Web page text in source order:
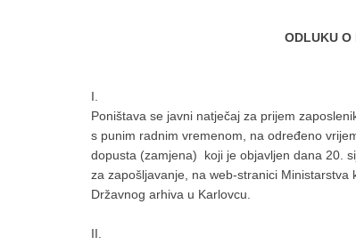
ODLUKU O
I.
Poništava se javni natječaj za prijem
s punim radnim vremenom, na određeno
dopusta (zamjena) koji je objavljen dana 20.
za zapošljavanje, na web-stranici
Državnog arhiva u Karlovcu.
II.